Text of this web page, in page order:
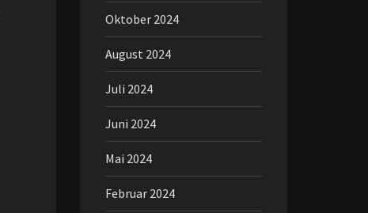
Oktober 2024
August 2024
Juli 2024
Juni 2024
Mai 2024
Februar 2024